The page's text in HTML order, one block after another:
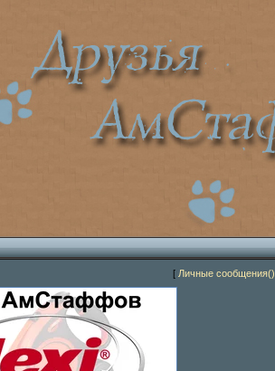
[ Личные сообщения()